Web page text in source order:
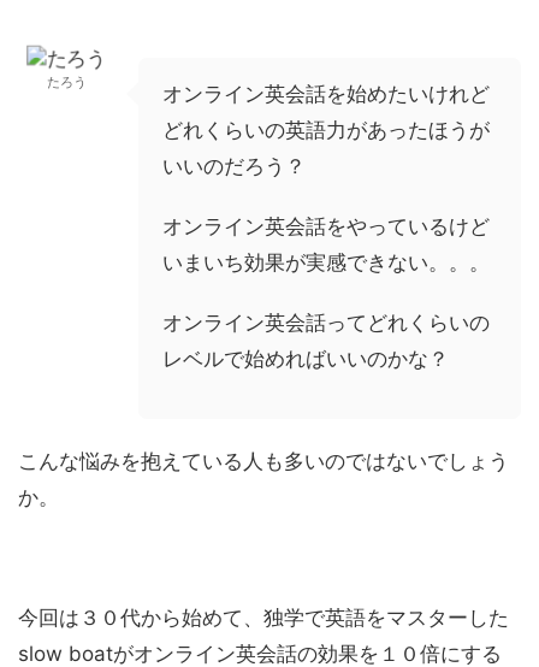
たろう
オンライン英会話を始めたいけれど
どれくらいの英語力があったほうが
いいのだろう？
オンライン英会話をやっているけど
いまいち効果が実感できない。。。
オンライン英会話ってどれくらいの
レベルで始めればいいのかな？
こんな悩みを抱えている人も多いのではないでしょう
か。
今回は３０代から始めて、独学で英語をマスターした
slow boatがオンライン英会話の効果を１０倍にする